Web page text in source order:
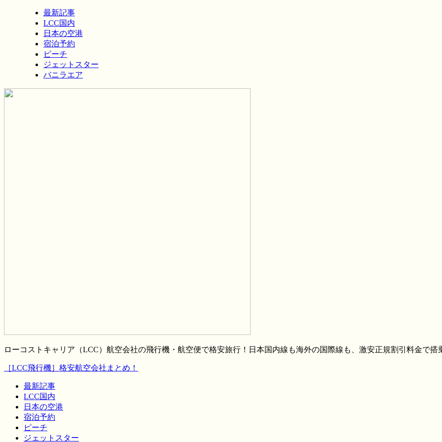
最新記事
LCC国内
日本の空港
宿泊予約
ピーチ
ジェットスター
バニラエア
ローコストキャリア（LCC）航空会社の飛行機・航空便で格安旅行！日本国内線も海外の国際線も、激安正規割引料金で搭
［LCC飛行機］格安航空会社まとめ！
最新記事
LCC国内
日本の空港
宿泊予約
ピーチ
ジェットスター